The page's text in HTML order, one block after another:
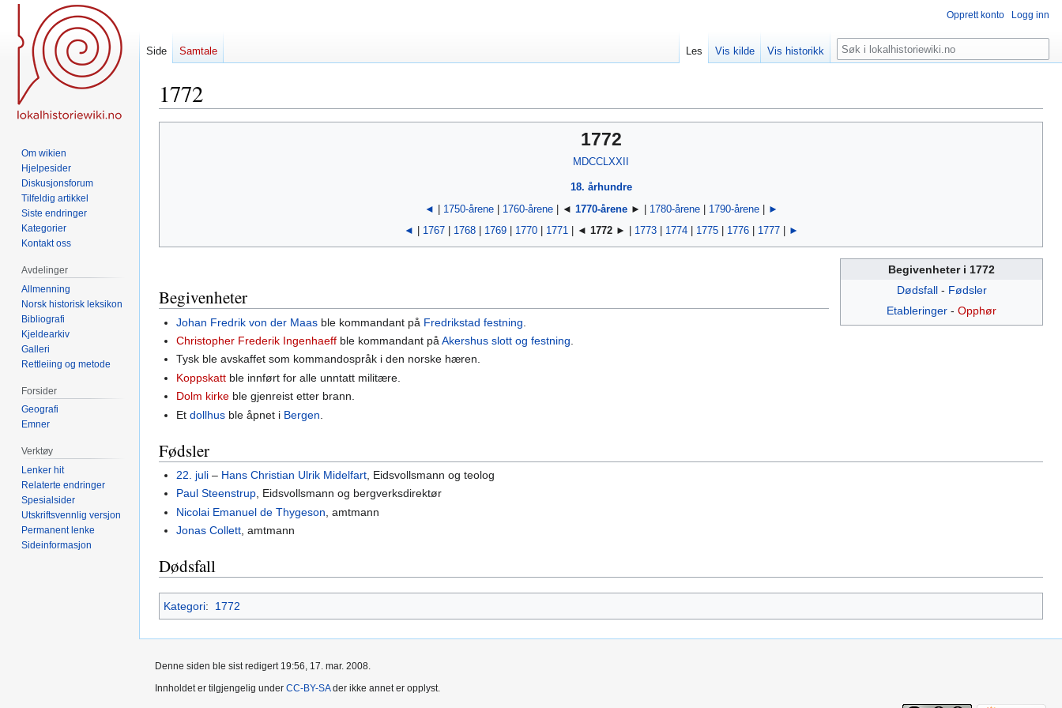
1772
1772
MDCCLXXII
18. århundre
◄ | 1750-årene| 1760-årene| ◄ 1770-årene► | 1780-årene| 1790-årene| ►
◄
1767| 1768| 1769| 1770| 1771| ◄ 1772► | 1773| 1774| 1775| 1776| 1777| ►
Begivenheter i 1772
Dødsfall- Fødsler
Etableringer - Opphør
Begivenheter
Johan Fredrik von der Maas ble kommandant på Fredrikstad festning
Christopher Frederik Ingenhaeff ble kommandant påAkershus slott og festning
Tysk ble avskaffet som kommandospråk i den norske hæren.
Koppskatt ble innført for alle unntatt militære.
Dolm kirke ble gjenreist etter brann.
Etdollhus ble åpnet i Bergen
Fødsler
22. juli – Hans Christian Ulrik Midelfart , Eidsvollsmann og teolog
Paul Steenstrup, Eidsvollsmann og bergverksdirektør
Nicolai Emanuel de Thygeson , amtmann
Jonas Collett , amtmann
Dødsfall
Kategori: 1772
Opprett konto Logg inn
Side Samtale Les Vis kilde Vis historikk Søk
Om wikien
Hjelpesider
Diskusjonsforum
Tilfeldig artikkel
Siste endringer
Kategorier
Kontakt oss
Avdelinger
Allmenning
Norsk historisk leksikon
Bibliografi
Kjeldearkiv
Galleri
Rettleiing og metode
Forsider
Geografi
Emner
Verktøy
Lenker hit
Relaterte endringer
Spesialsider
Utskriftsvennlig versjon
Permanent lenke
Sideinformasjon
Denne siden ble sist redigert 19:56, 17. mar. 2008.
Innholdet er tilgjengelig under CC-BY-SAder ikke annet er opplyst.